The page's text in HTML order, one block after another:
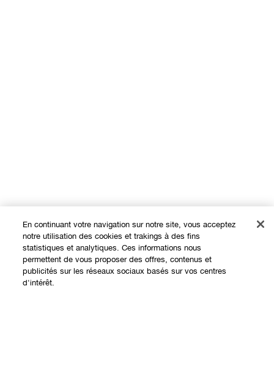
Expérience en ligne
En continuant votre navigation sur notre site, vous acceptez
notre utilisation des cookies et trakings à des fins
statistiques et analytiques. Ces informations nous
permettent de vous proposer des offres, contenus et
publicités sur les réseaux sociaux basés sur vos centres
d'intérêt.